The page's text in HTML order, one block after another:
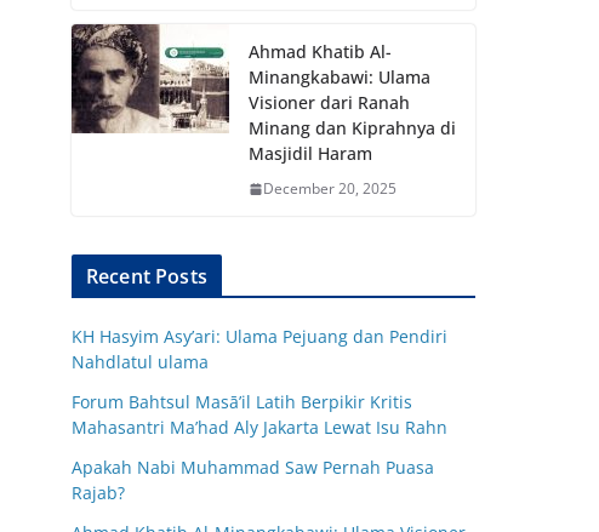
Ahmad Khatib Al-
Minangkabawi: Ulama
Visioner dari Ranah
Minang dan Kiprahnya di
Masjidil Haram
December 20, 2025
Recent Posts
KH Hasyim Asy’ari: Ulama Pejuang dan Pendiri
Nahdlatul ulama
Forum Bahtsul Masā’il Latih Berpikir Kritis
Mahasantri Ma’had Aly Jakarta Lewat Isu Rahn
Apakah Nabi Muhammad Saw Pernah Puasa
Rajab?